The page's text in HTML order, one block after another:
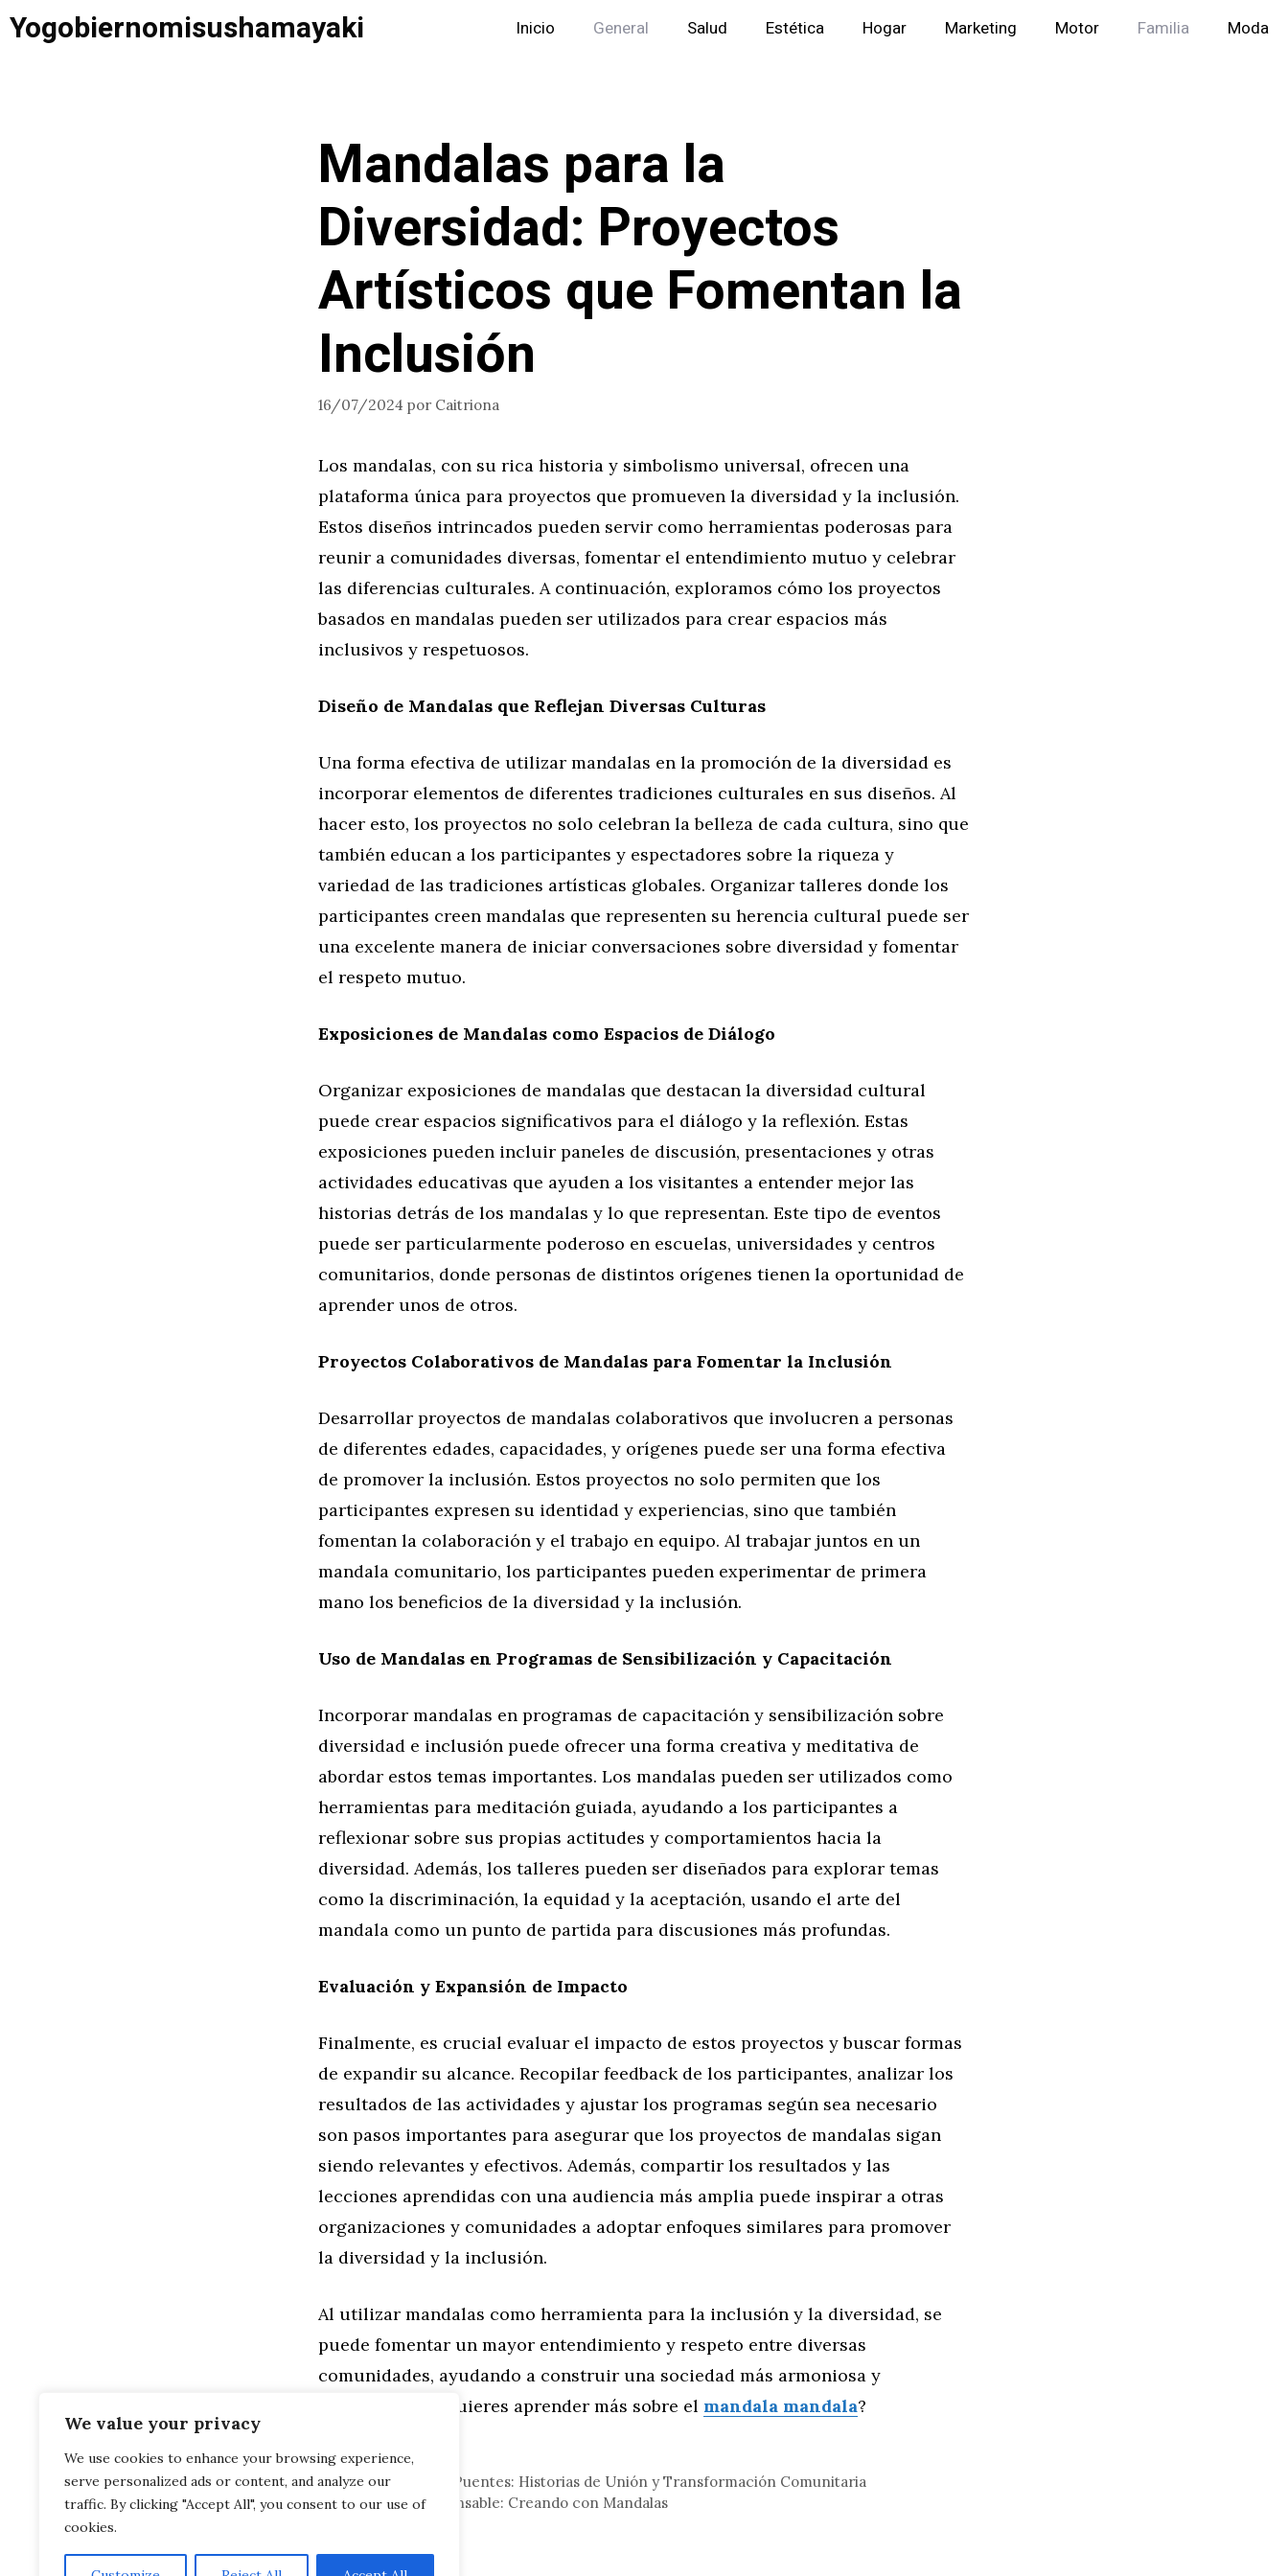
We value your privacy
We use cookies to enhance your browsing experience,
serve personalized ads or content, and analyze our
traffic. By clicking "Accept All", you consent to our use of
cookies.
Saltar
Yogobiernomisushamayaki Inicio General Salud Estética Hogar Marketing Motor Familia Moda
Mandalas para la
Diversidad: Proyectos
Artísticos que Fomentan la
Inclusión
16/07/2024 por Caitriona
Los mandalas, con su rica historia y simbolismo universal, ofrecen una
plataforma única para proyectos que promueven la diversidad y la inclusión.
Estos diseños intrincados pueden servir como herramientas poderosas para
reunir a comunidades diversas, fomentar el entendimiento mutuo y celebrar
las diferencias culturales. A continuación, exploramos cómo los proyectos
basados en mandalas pueden ser utilizados para crear espacios más
inclusivos y respetuosos.
Diseño de Mandalas que Reflejan Diversas Culturas
Una forma efectiva de utilizar mandalas en la promoción de la diversidad es
incorporar elementos de diferentes tradiciones culturales en sus diseños. Al
hacer esto, los proyectos no solo celebran la belleza de cada cultura, sino que
también educan a los participantes y espectadores sobre la riqueza y
variedad de las tradiciones artísticas globales. Organizar talleres donde los
participantes creen mandalas que representen su herencia cultural puede ser
una excelente manera de iniciar conversaciones sobre diversidad y fomentar
el respeto mutuo.
Exposiciones de Mandalas como Espacios de Diálogo
Organizar exposiciones de mandalas que destacan la diversidad cultural
puede crear espacios significativos para el diálogo y la reflexión. Estas
exposiciones pueden incluir paneles de discusión, presentaciones y otras
actividades educativas que ayuden a los visitantes a entender mejor las
historias detrás de los mandalas y lo que representan. Este tipo de eventos
puede ser particularmente poderoso en escuelas, universidades y centros
comunitarios, donde personas de distintos orígenes tienen la oportunidad de
aprender unos de otros.
Proyectos Colaborativos de Mandalas para Fomentar la Inclusión
Desarrollar proyectos de mandalas colaborativos que involucren a personas
de diferentes edades, capacidades, y orígenes puede ser una forma efectiva
de promover la inclusión. Estos proyectos no solo permiten que los
participantes expresen su identidad y experiencias, sino que también
fomentan la colaboración y el trabajo en equipo. Al trabajar juntos en un
mandala comunitario, los participantes pueden experimentar de primera
mano los beneficios de la diversidad y la inclusión.
Uso de Mandalas en Programas de Sensibilización y Capacitación
Incorporar mandalas en programas de capacitación y sensibilización sobre
diversidad e inclusión puede ofrecer una forma creativa y meditativa de
abordar estos temas importantes. Los mandalas pueden ser utilizados como
herramientas para meditación guiada, ayudando a los participantes a
reflexionar sobre sus propias actitudes y comportamientos hacia la
diversidad. Además, los talleres pueden ser diseñados para explorar temas
como la discriminación, la equidad y la aceptación, usando el arte del
mandala como un punto de partida para discusiones más profundas.
Evaluación y Expansión de Impacto
Finalmente, es crucial evaluar el impacto de estos proyectos y buscar formas
de expandir su alcance. Recopilar feedback de los participantes, analizar los
resultados de las actividades y ajustar los programas según sea necesario
son pasos importantes para asegurar que los proyectos de mandalas sigan
siendo relevantes y efectivos. Además, compartir los resultados y las
lecciones aprendidas con una audiencia más amplia puede inspirar a otras
organizaciones y comunidades a adoptar enfoques similares para promover
la diversidad y la inclusión.
Al utilizar mandalas como herramienta para la inclusión y la diversidad, se
puede fomentar un mayor entendimiento y respeto entre diversas
comunidades, ayudando a construir una sociedad más armoniosa y
comprensiva. ¿Quieres aprender más sobre el mandala mandala?
Categorías
Familia,General
Mandalas como Puentes: Historias de Unión y Transformación Comunitaria
Moda DIY Responsable: Creando con Mandalas